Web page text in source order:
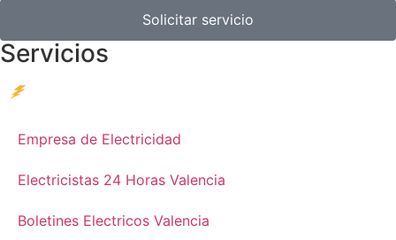
Solicitar servicio
Servicios
Empresa de Electricidad
Electricistas 24 Horas Valencia
Boletines Electricos Valencia